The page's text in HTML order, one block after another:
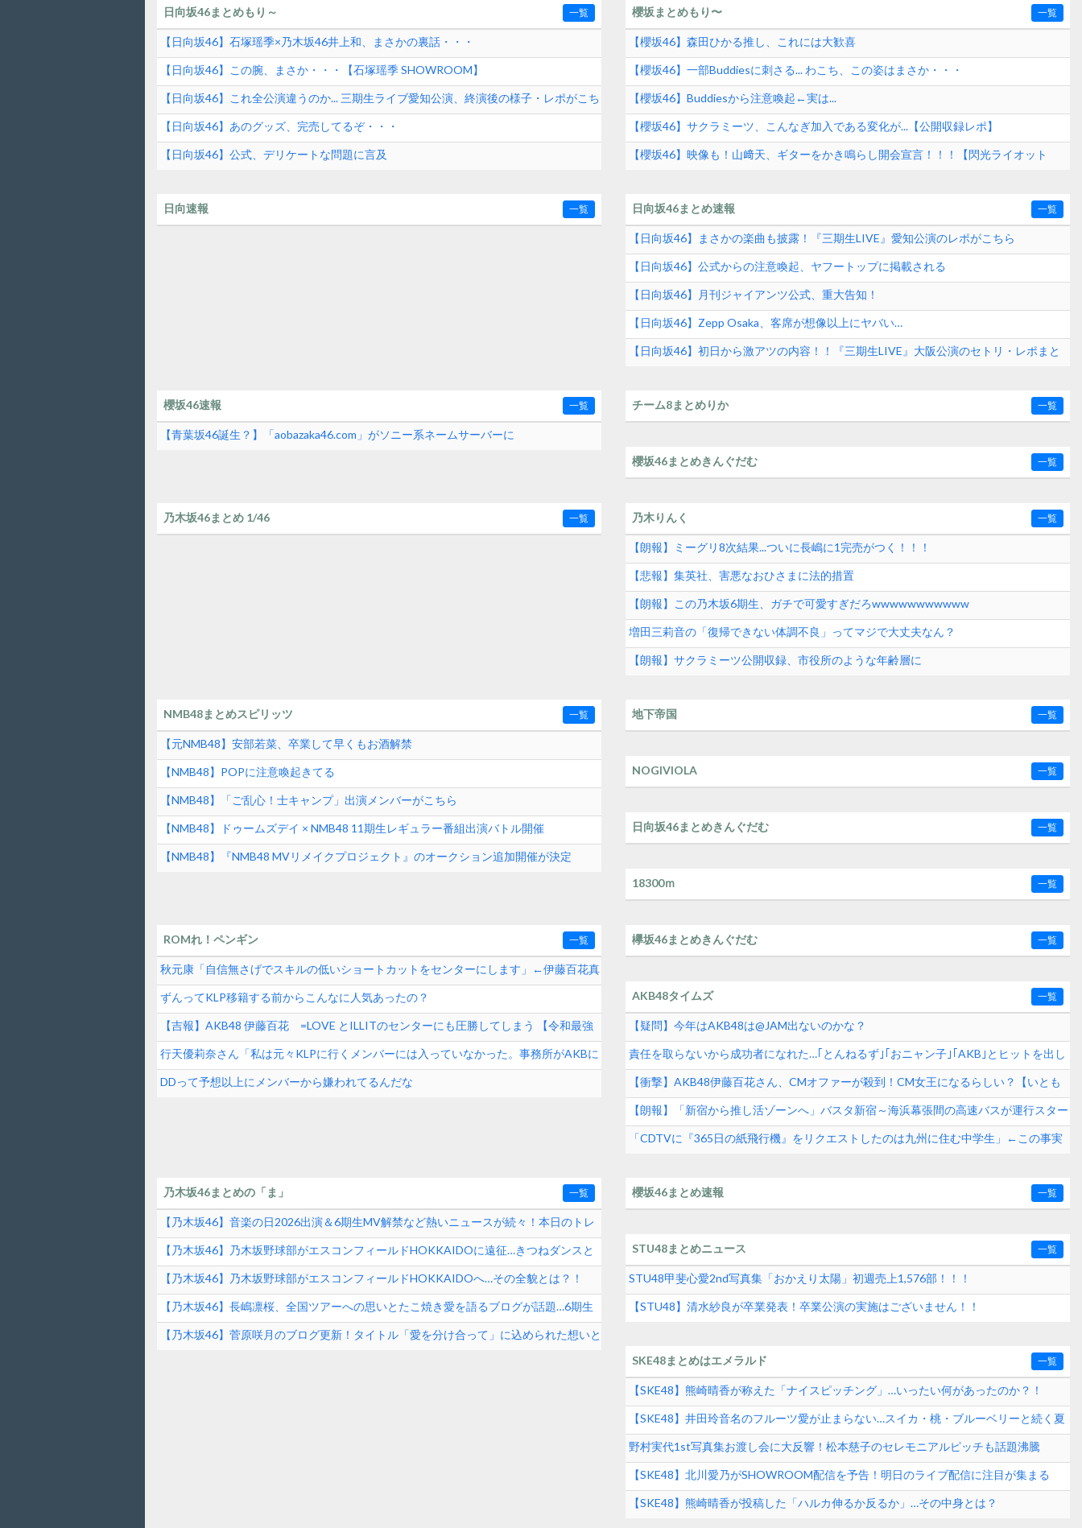
日向坂46まとめもり～ 一覧
【日向坂46】石塚瑶季×乃木坂46井上和、まさかの裏話・・・
【日向坂46】この腕、まさか・・・【石塚瑶季 SHOWROOM】
【日向坂46】これ全公演違うのか... 三期生ライブ愛知公演、終演後の様子・レポがこち
ら！
【日向坂46】あのグッズ、完売してるぞ・・・
【日向坂46】公式、デリケートな問題に言及
櫻坂まとめもり〜 一覧
【櫻坂46】森田ひかる推し、これには大歓喜
【櫻坂46】一部Buddiesに刺さる... わこち、この姿はまさか・・・
【櫻坂46】Buddiesから注意喚起←実は...
【櫻坂46】サクラミーツ、こんなぎ加入である変化が...【公開収録レポ】
【櫻坂46】映像も！山﨑天、ギターをかき鳴らし開会宣言！！！【閃光ライオット
日向速報 一覧 日向坂46まとめ速報 一覧
【日向坂46】まさかの楽曲も披露！『三期生LIVE』愛知公演のレポがこちら
【日向坂46】公式からの注意喚起、ヤフートップに掲載される
【日向坂46】月刊ジャイアンツ公式、重大告知！
【日向坂46】Zepp Osaka、客席が想像以上にヤバい…
【日向坂46】初日から激アツの内容！！『三期生LIVE』大阪公演のセトリ・レポまと
櫻坂46速報 一覧
【青葉坂46誕生？】「aobazaka46.com」がソニー系ネームサーバーに
チーム8まとめりか 一覧
櫻坂46まとめきんぐだむ 一覧
乃木坂46まとめ 1/46 一覧 乃木りんく 一覧
【朗報】ミーグリ8次結果...ついに長嶋に1完売がつく！！！
【悲報】集英社、害悪なおひさまに法的措置
【朗報】この乃木坂6期生、ガチで可愛すぎだろwwwwwwwwwww
増田三莉音の「復帰できない体調不良」ってマジで大丈夫なん？
【朗報】サクラミーツ公開収録、市役所のような年齢層に
NMB48まとめスピリッツ 一覧
【元NMB48】安部若菜、卒業して早くもお酒解禁
【NMB48】POPに注意喚起きてる
【NMB48】「ご乱心！士キャンプ」出演メンバーがこちら
【NMB48】ドゥームズデイ × NMB48 11期生レギュラー番組出演バトル開催
【NMB48】『NMB48 MVリメイクプロジェクト』のオークション追加開催が決定
地下帝国 一覧
NOGIVIOLA 一覧
日向坂46まとめきんぐだむ 一覧
18300ｍ 一覧
ROMれ！ペンギン 一覧
秋元康「自信無さげでスキルの低いショートカットをセンターにします」←伊藤百花真
逆じゃね？
ずんってKLP移籍する前からこんなに人気あったの？
【吉報】AKB48 伊藤百花 =LOVE とILLITのセンターにも圧勝してしまう 【令和最強
女性アイドル】
行天優莉奈さん「私は元々KLPに行くメンバーには入っていなかった。事務所がAKBに
掛け合ってくれて追加してもらった」
DDって予想以上にメンバーから嫌われてるんだな
欅坂46まとめきんぐだむ 一覧
AKB48タイムズ 一覧
【疑問】今年はAKB48は@JAM出ないのかな？
責任を取らないから成功者になれた…｢とんねるず｣｢おニャン子｣｢AKB｣とヒットを出し
続けた秋元康の哲学！！！
【衝撃】AKB48伊藤百花さん、CMオファーが殺到！CM女王になるらしい？【いとも
も】
【朗報】「新宿から推し活ゾーンへ」バスタ新宿～海浜幕張間の高速バスが運行スター
ト！！！！！
「CDTVに『365日の紙飛行機』をリクエストしたのは九州に住む中学生」←この事実
乃木坂46まとめの「ま」 一覧
【乃木坂46】音楽の日2026出演＆6期生MV解禁など熱いニュースが続々！本日のトレ
ンド速報
【乃木坂46】乃木坂野球部がエスコンフィールドHOKKAIDOに遠征…きつねダンスと
ファーストピッチの裏側とは？！
【乃木坂46】乃木坂野球部がエスコンフィールドHOKKAIDOへ…その全貌とは？！
【乃木坂46】長嶋凛桜、全国ツアーへの思いとたこ焼き愛を語るブログが話題…6期生
の素顔に迫る！
【乃木坂46】菅原咲月のブログ更新！タイトル「愛を分け合って」に込められた想いと
櫻坂46まとめ速報 一覧
STU48まとめニュース 一覧
STU48甲斐心愛2nd写真集「おかえり太陽」初週売上1,576部！！！
【STU48】清水紗良が卒業発表！卒業公演の実施はございません！！
SKE48まとめはエメラルド 一覧
【SKE48】熊崎晴香が称えた「ナイスピッチング」…いったい何があったのか？！
【SKE48】井田玲音名のフルーツ愛が止まらない…スイカ・桃・ブルーベリーと続く夏
グルメの実態とは？
野村実代1st写真集お渡し会に大反響！松本慈子のセレモニアルピッチも話題沸騰
SKE48界隈トレンド速報
【SKE48】北川愛乃がSHOWROOM配信を予告！明日のライブ配信に注目が集まる
【SKE48】熊崎晴香が投稿した「ハルカ伸るか反るか」…その中身とは？